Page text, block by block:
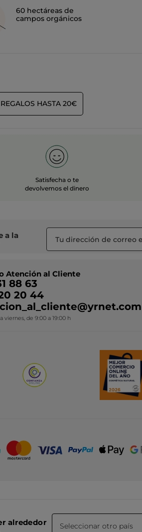
60 hectáreas de
campos orgánicos
REGALOS HASTA 20€
Satisfecha o te
devolvemos el dinero
a la
Atención al Cliente
88 63
20 44
viernes, de 9:00 a 19:00 h
alrededor
Seleccionar otro país